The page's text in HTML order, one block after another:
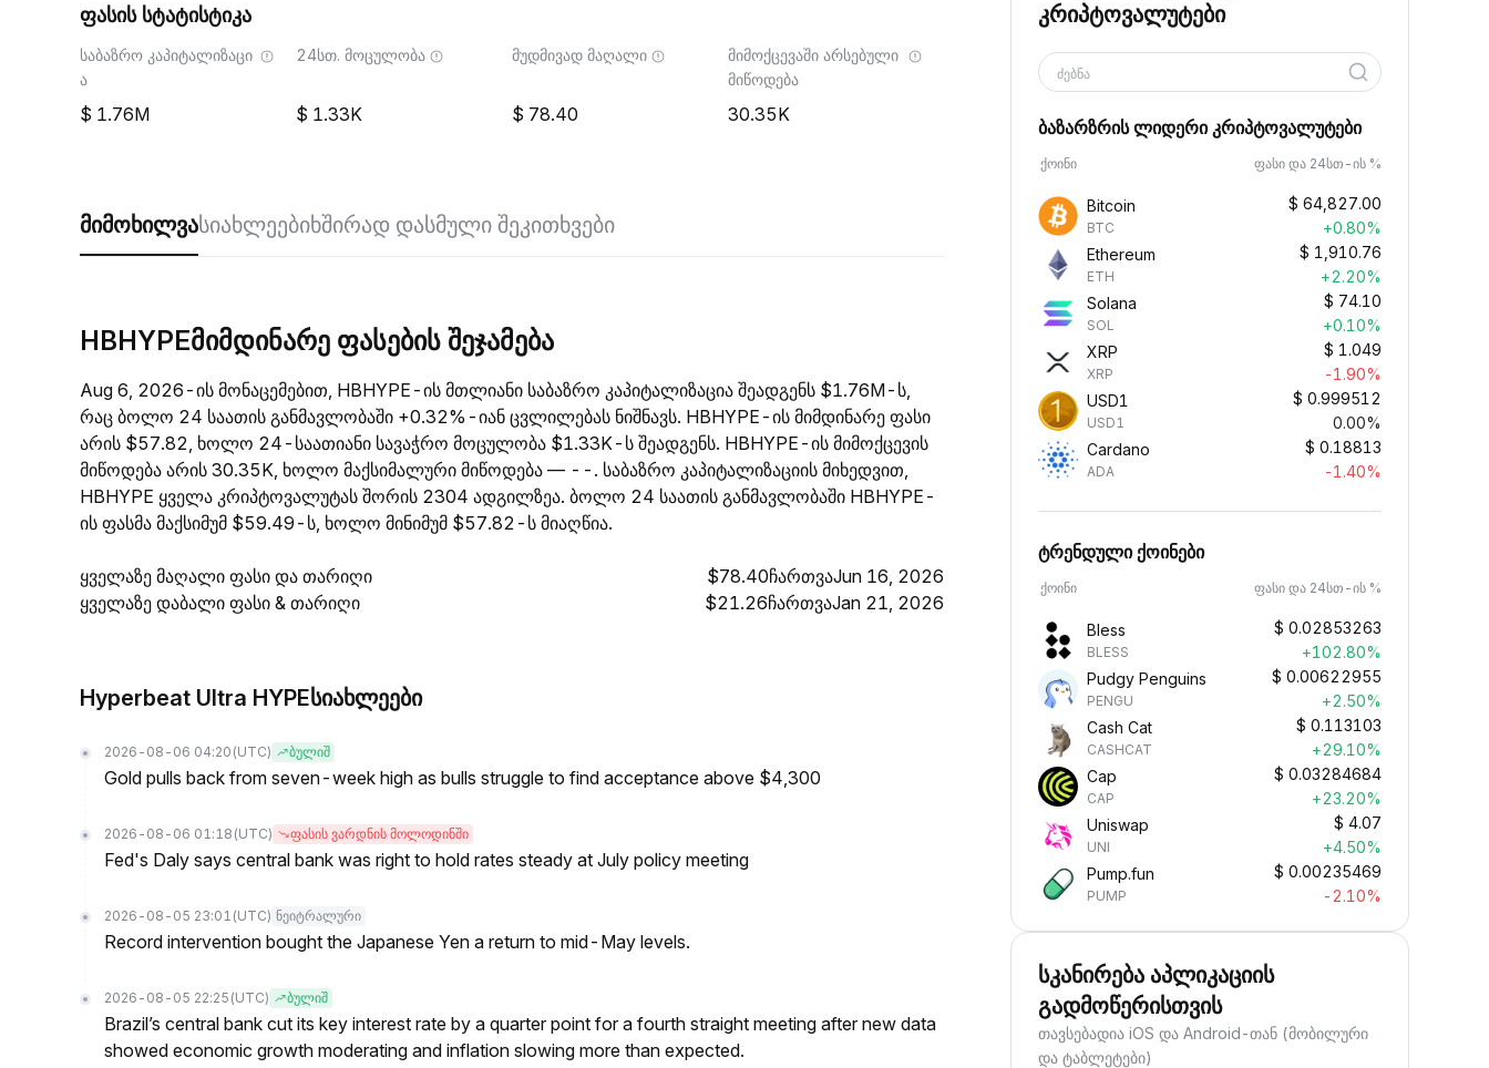
ფასის სტატისტიკა
საბაზრო კაპიტალიზაცი
ა
1.76M
24სთ. მოცულობა
1.33K
მუდმივად მაღალი
78.40
მიმოქცევაში არსებული
მიწოდება
30.35K
მიმოხილვასიახლეებიხშირად დასმული შეკითხვები
HBHYPEმიმდინარე ფასების შეჯამება
Aug 6, 2026-ის მონაცემებით, HBHYPE-ის მთლიანი საბაზრო კაპიტალიზაცია შეადგენს $1.76M-ს,
რაც ბოლო 24 საათის განმავლობაში +0.32%-იან ცვლილებას ნიშნავს. HBHYPE-ის მიმდინარე ფასი
არის $57.82, ხოლო 24-საათიანი სავაჭრო მოცულობა $1.33K-ს შეადგენს. HBHYPE-ის მიმოქცევის
მიწოდება არის 30.35K, ხოლო მაქსიმალური მიწოდება — --. საბაზრო კაპიტალიზაციის მიხედვით,
HBHYPE ყველა კრიპტოვალუტას შორის 2304 ადგილზეა. ბოლო 24 საათის განმავლობაში HBHYPE-
ის ფასმა მაქსიმუმ $59.49-ს, ხოლო მინიმუმ $57.82-ს მიაღწია.
ყველაზე მაღალი ფასი და თარიღი
$78.40ჩართვაJun 16, 2026
ყველაზე დაბალი ფასი & თარიღი
$21.26ჩართვაJan 21, 2026
Hyperbeat Ultra HYPEსიახლეები
2026-08-06 04:20 (UTC) ბულიშ
Gold pulls back from seven-week high as bulls struggle to find acceptance above $4,300
2026-08-06 01:18 (UTC) ფასის ვარდნის მოლოდინში
Fed's Daly says central bank was right to hold rates steady at July policy meeting
2026-08-05 23:01 (UTC) ნეიტრალური
Record intervention bought the Japanese Yen a return to mid-May levels.
2026-08-05 22:25 (UTC) ბულიშ
Brazil’s central bank cut its key interest rate by a quarter point for a fourth straight meeting after new data
showed economic growth moderating and inflation slowing more than expected.
კრიპტოვალუტები
ძებნა
ბაზარზრის ლიდერი კრიპტოვალუტები
ქოინი ფასი და 24სთ-ის %
Bitcoin
BTC
$ 64,827.00
+0.80%
Ethereum
ETH
$ 1,910.76
+2.20%
Solana
SOL
$ 74.10
+0.10%
XRP
XRP
$ 1.049
-1.90%
USD1
USD1
$ 0.999512
0.00%
Cardano
ADA
$ 0.18813
-1.40%
ტრენდული ქოინები
ქოინი ფასი და 24სთ-ის %
Bless
BLESS
$ 0.02853263
+102.80%
Pudgy Penguins
PENGU
$ 0.00622955
+2.50%
Cash Cat
CASHCAT
$ 0.113103
+29.10%
Cap
CAP
$ 0.03284684
+23.20%
Uniswap
UNI
$ 4.07
+4.50%
Pump.fun
PUMP
$ 0.00235469
-2.10%
სკანირება აპლიკაციის
გადმოწერისთვის
თავსებადია iOS და Android-თან (მობილური
და ტაბლეტები)